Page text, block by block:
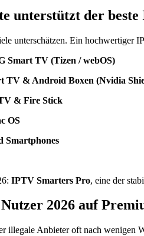
unterstützt der beste
unterschätzen. Ein hochwertiger
Smart TV (Tizen / webOS)
TV & Android Boxen (Nvidia
& Fire Stick
OS
Smartphones
IPTV Smarters Pro, eine der
2026 auf
illegale Anbieter oft nach wenigen